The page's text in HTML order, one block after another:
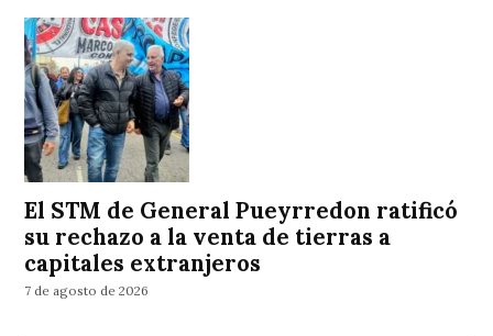
El STM de General Pueyrredon ratificó
su rechazo a la venta de tierras a
capitales extranjeros
7 de agosto de 2026